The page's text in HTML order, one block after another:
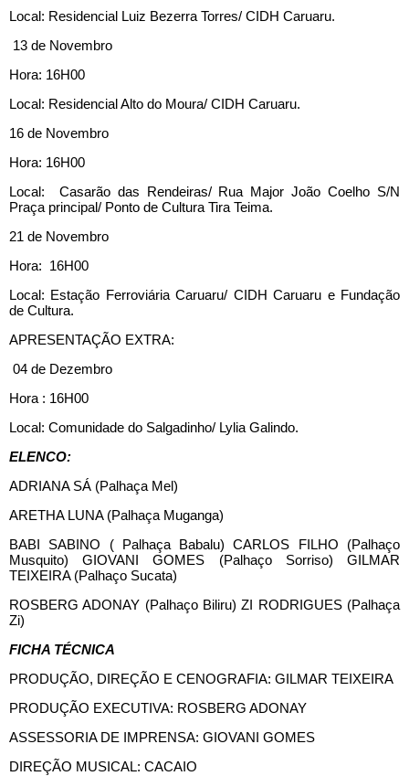
Local: Residencial Luiz Bezerra Torres/ CIDH Caruaru.
13 de Novembro
Hora: 16H00
Local: Residencial Alto do Moura/ CIDH Caruaru.
16 de Novembro
Hora: 16H00
Local: Casarão das Rendeiras/ Rua Major João Coelho S/N
Praça principal/ Ponto de Cultura Tira Teima.
21 de Novembro
Hora: 16H00
Local: Estação Ferroviária Caruaru/ CIDH Caruaru e Fundação
de Cultura.
APRESENTAÇÃO EXTRA:
04 de Dezembro
Hora : 16H00
Local: Comunidade do Salgadinho/ Lylia Galindo.
ELENCO:
ADRIANA SÁ (Palhaça Mel)
ARETHA LUNA (Palhaça Muganga)
BABI SABINO ( Palhaça Babalu) CARLOS FILHO (Palhaço
Musquito) GIOVANI GOMES (Palhaço Sorriso) GILMAR
TEIXEIRA (Palhaço Sucata)
ROSBERG ADONAY (Palhaço Biliru) ZI RODRIGUES (Palhaça
Zi)
FICHA TÉCNICA
PRODUÇÃO, DIREÇÃO E CENOGRAFIA: GILMAR TEIXEIRA
PRODUÇÃO EXECUTIVA: ROSBERG ADONAY
ASSESSORIA DE IMPRENSA: GIOVANI GOMES
DIREÇÃO MUSICAL: CACAIO